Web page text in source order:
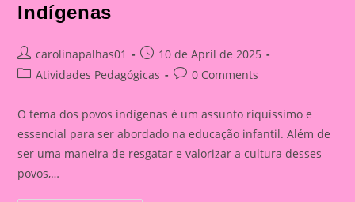
Indígenas
Post
author:
carolinapalhas01
Post
published:
10 de April de 2025
PostAtividades Pedagógicas
Post0 Comments
O tema dos povos indígenas é um assunto riquíssimo e
essencial para ser abordado na educação infantil. Além de
ser uma maneira de resgatar e valorizar a cultura desses
povos,…